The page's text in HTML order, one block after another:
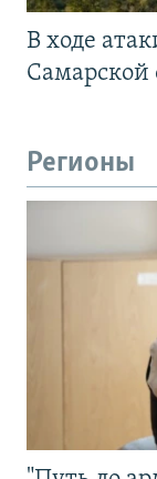
В ходе
Самарской
Регионы